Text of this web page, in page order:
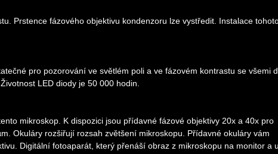
Prstence fázového objektivu kondenzoru lze vystředit. Instalace
pro pozorování ve světlém poli a ve fázovém kontrastu se všemi
LED diody je 50 000 hodin.
mikroskop. K dispozici jsou přídavné fázové objektivy 20x a 40x pro
Okuláry rozšiřují rozsah zvětšení mikroskopu. Přídavné okuláry vám
Digitální fotoaparát, který přenáší obraz z mikroskopu na monitor a